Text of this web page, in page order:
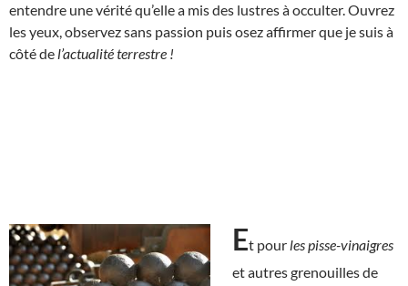
entendre une vérité qu’elle a mis des lustres à occulter. Ouvrez
les yeux, observez sans passion puis osez affirmer que je suis à
côté de l’actualité terrestre !
Et pour les pisse-vinaigres
et autres grenouilles de